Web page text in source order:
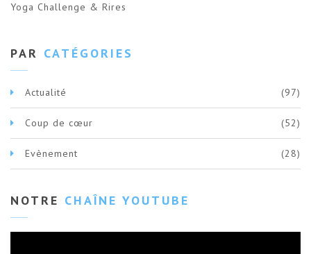
Yoga Challenge & Rires
PAR CATÉGORIES
Actualité (97)
Coup de cœur (52)
Evènement (28)
NOTRE CHAÎNE YOUTUBE